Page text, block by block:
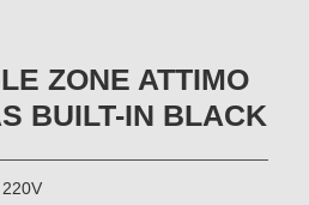
ZONE ATTIMO
BUILT-IN BLACK